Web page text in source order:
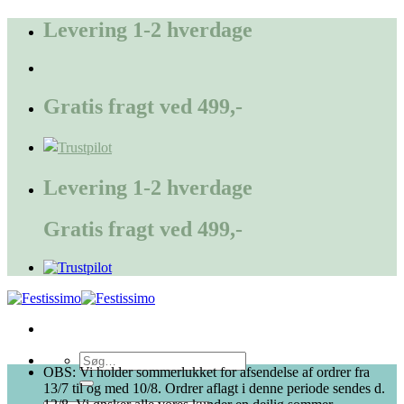
FortsætLevering 1-2 hverdage
Gratis fragt ved 499,-
Levering 1-2 hverdage
Gratis fragt ved 499,-
Søg
efter:
OBS: Vi holder sommerlukket for afsendelse af ordrer fra
13/7 til og med 10/8. Ordrer aflagt i denne periode sendes d.